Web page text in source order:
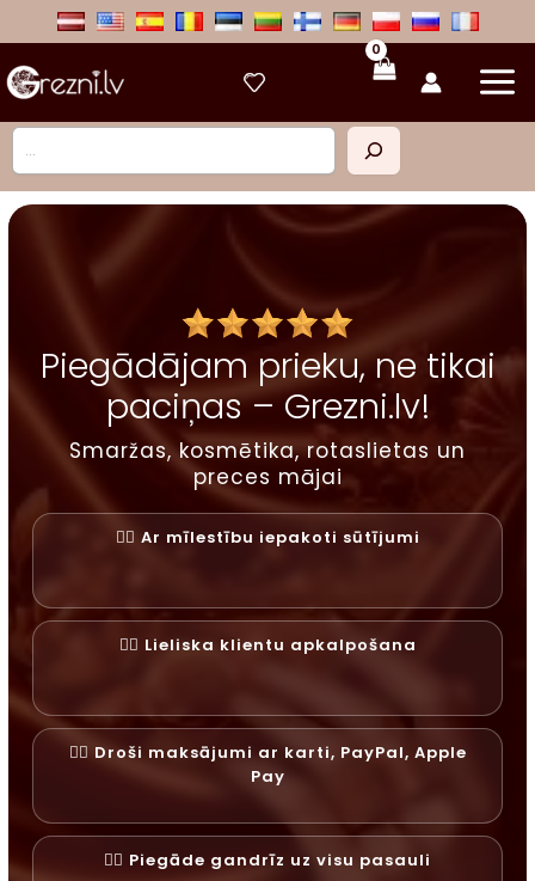
Meklēt
Piegādājam prieku, ne tikai
paciņas – Grezni.lv!
Smaržas, kosmētika, rotaslietas un
preces mājai
✓⃝ Ar mīlestību iepakoti sūtījumi
✓⃝ Lieliska klientu apkalpošana
✓⃝ Droši maksājumi ar karti, PayPal, Apple
Pay
✓⃝ Piegāde gandrīz uz visu pasauli